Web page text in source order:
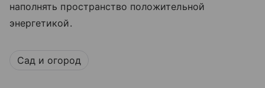
наполнять пространство положительной
энергетикой.
Сад и огород